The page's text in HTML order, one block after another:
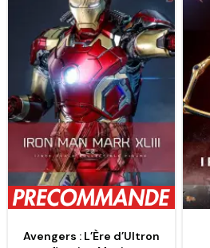
Avengers : L’Ère d’Ultron